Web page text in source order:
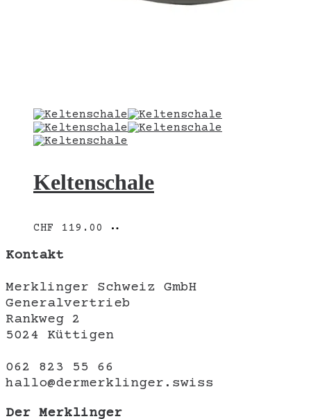
Keltenschale
CHF 119.00
Kontakt
Merklinger Schweiz GmbH
Generalvertrieb
Rankweg 2
5024 Küttigen
062 823 55 66
hallo@dermerklinger.swiss
Der Merklinger